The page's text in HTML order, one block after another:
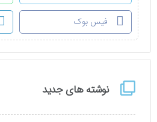
نوشته های جدید
فیس بوک